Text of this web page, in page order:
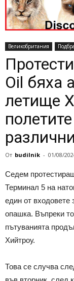
Великобритания
Oil бяха
летище
От budilnik - 01/08/
Седем
Терминал 5 на
един от входовете
опашка. Въпреки
пътуванията
Хийтроу.
Това се случва